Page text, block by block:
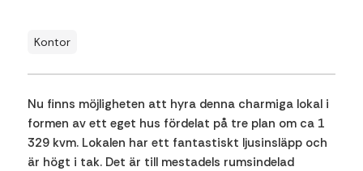
Kontor
Nu finns möjligheten att hyra denna charmiga lokal i
formen av ett eget hus fördelat på tre plan om ca 1
329 kvm. Lokalen har ett fantastiskt ljusinsläpp och
är högt i tak. Det är till mestadels rumsindelad